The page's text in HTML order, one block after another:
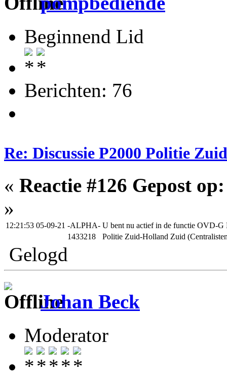
Beginnend Lid
Berichten: 76
Re: Discussie P2000 Politie
« Reactie #126 Gepost op:
»
12:21:53 05-09-21 -ALPHA- U bent nu actief in de functie OVD-G
1433218
Politie Zuid-Holland Zuid
Gelogd
Johan Beck
Moderator